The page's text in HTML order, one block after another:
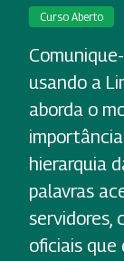
Curso Aberto
usando a
aborda o
hierarquia
palavras
servidores,
oficiais